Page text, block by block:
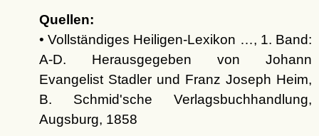
Quellen:
• Vollständiges Heiligen-Lexikon …, 1. Band:
A-D. Herausgegeben von Johann
Evangelist Stadler und Franz Joseph Heim,
B. Schmid'sche Verlagsbuchhandlung,
Augsburg, 1858